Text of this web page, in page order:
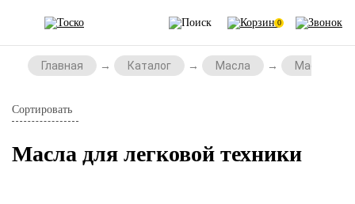
0
Главная Каталог Масла Масла для
Сортировать
Масла для легковой техники